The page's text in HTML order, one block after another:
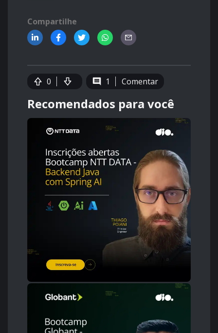
Compartilhe
0 1 Comentar
Recomendados para você